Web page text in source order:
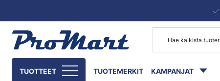
TUOTTEET TUOTEMERKIT KAMPANJAT